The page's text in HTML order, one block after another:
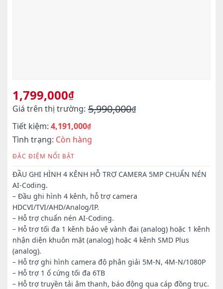
5,990,000₫
gốc
là:
5,990,000₫.
1,799,000₫
hiện
tại
là:
1,799,000₫.
Giá trên thị trường:
Tiết kiệm: 4,191,000₫
Tình trạng: Còn hàng
ĐẶC ĐIỆM NỔI BẬT
ĐẦU GHI HÌNH 4 KÊNH HỖ TRỢ CAMERA 5MP CHUẨN NÉN
AI-Coding.
– Đầu ghi hình 4 kênh, hỗ trợ camera
HDCVI/TVI/AHD/Analog/IP.
– Hỗ trợ chuẩn nén AI-Coding.
– Hỗ trợ tối đa 1 kênh bảo vệ vành đai (analog) hoặc 1 kênh
nhận diện khuôn mặt (analog) hoặc 4 kênh SMD Plus
(analog).
– Hỗ trợ ghi hình camera độ phân giải 5M-N, 4M-N/1080P
– Hỗ trợ 1 ổ cứng tối đa 6TB
– Hỗ trợ truyền tải âm thanh, báo động qua cáp đồng trục.